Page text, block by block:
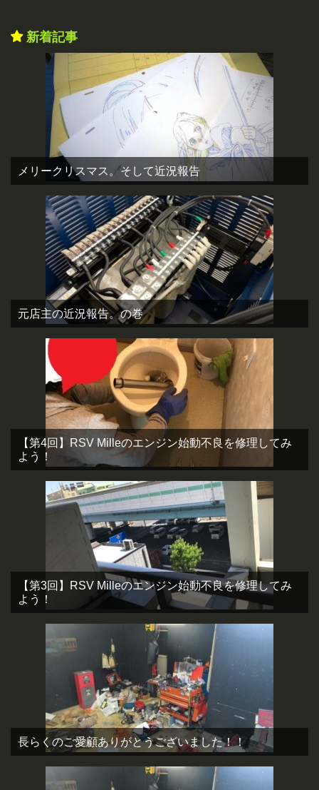
新着記事
メリークリスマス。そして近況報告
元店主の近況報告。の巻
【第4回】RSV Milleのエンジン始動不良を修理してみ
よう！
【第3回】RSV Milleのエンジン始動不良を修理してみ
よう！
長らくのご愛顧ありがとうございました！！